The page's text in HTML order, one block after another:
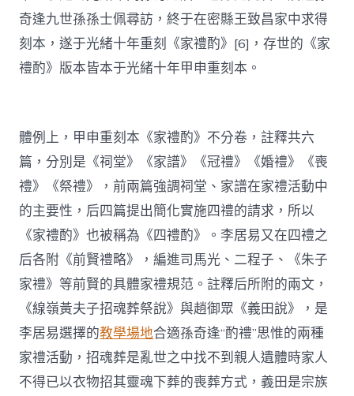
奇逢九世孫孫士佩尋訪，終于在密縣王致昌家中求得
刻本，遂于光緒十年重刻《家禮酌》[6]，存世的《家
禮酌》版本皆本于光緒十年甲申重刻本。
體例上，甲申重刻本《家禮酌》不分卷，註釋共六
篇，分別是《祠堂》《家譜》《冠禮》《婚禮》《喪
禮》《祭禮》，前兩篇強調祠堂、家譜在家禮活動中
的主要性，后四篇提出簡化實施四禮的請求，所以
《家禮酌》也被稱為《四禮酌》。李居易又在四禮之
后各附《前賢禮略》，編進司馬光、二程子、《朱子
家禮》等前賢的具體家禮規范。註釋后所附的兩文，
《線嶺黃夫子招魂葬祭說》與趙御眾《義田說》，是
李居易選擇的教學場地合適孫奇逢“酌禮”思惟的兩種
家禮活動，招魂葬是亂世之中找不到親人遺體時家人
不得已以衣物招其靈魂下葬的喪葬方式，義田是宗族